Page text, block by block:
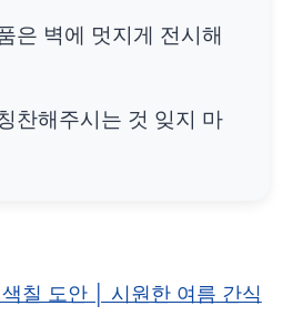
은 벽에 멋지게 전시해
찬해주시는 것 잊지 마
칠 도안 │ 시원한 여름 간식